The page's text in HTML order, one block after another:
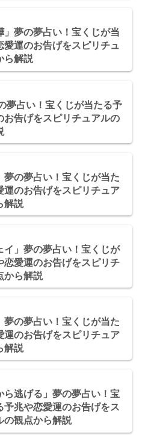
」夢の夢占い！宝くじが当
愛運のお告げをスピリチュ
ら解説
夢占い！宝くじが当たる予
お告げをスピリチュアルの
夢の夢占い！宝くじが当た
運のお告げをスピリチュア
解説
イ」夢の夢占い！宝くじが
恋愛運のお告げをスピリチ
から解説
夢の夢占い！宝くじが当た
運のお告げをスピリチュア
解説
ら逃げる」夢の夢占い！宝
予兆や恋愛運のお告げをス
の観点から解説